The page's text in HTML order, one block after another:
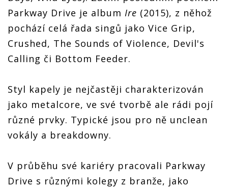
Parkway Drive je album Ire (2015), z něhož
pochází celá řada singů jako Vice Grip,
Crushed, The Sounds of Violence, Devil's
Calling či Bottom Feeder.
Styl kapely je nejčastěji charakterizován
jako metalcore, ve své tvorbě ale rádi pojí
různé prvky. Typické jsou pro ně unclean
vokály a breakdowny.
V průběhu své kariéry pracovali Parkway
Drive s různými kolegy z branže, jako